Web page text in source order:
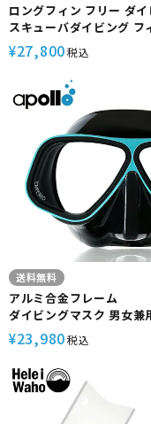
ロングフィン フリー ダ
スキューバダイビング フ
ケット付き グラスファイ
【kanani - Superdive
i Waho(ヘレイワホ)
¥27,800税込
送料無料
アルミ合金フレーム
ダイビングマスク 男女兼
ロ/apollo バイオメタルマ
bio metal mask ２眼 ス
バダイビング フリーダイ
¥23,980税込